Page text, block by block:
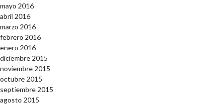
mayo 2016
abril 2016
marzo 2016
febrero 2016
enero 2016
diciembre 2015
noviembre 2015
octubre 2015
septiembre 2015
agosto 2015